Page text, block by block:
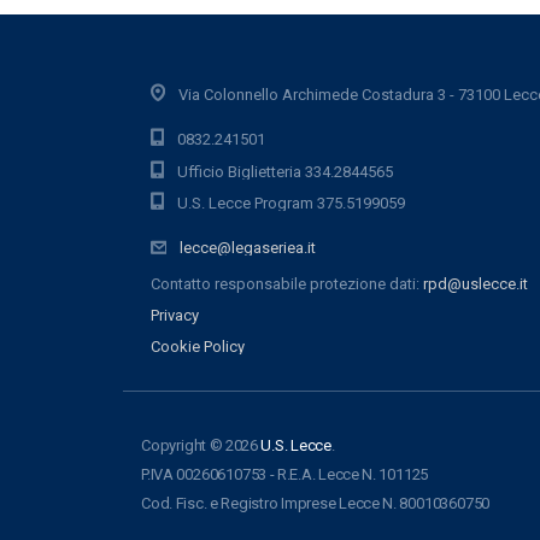
Via Colonnello Archimede Costadura 3 - 73100
0832.241501
Ufficio Biglietteria 334.2844565
U.S. Lecce Program 375.5199059
lecce@legaseriea.it
Contatto responsabile protezione dati: rpd@uslecce.it
Privacy
Cookie Policy
Copyright © 2026U.S. Lecce.
P.IVA 00260610753 - R.E.A. Lecce N. 101125
Cod. Fisc. e Registro Imprese Lecce N. 80010360750